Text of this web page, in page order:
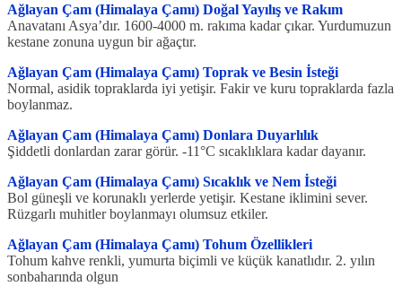
Ağlayan Çam (Himalaya Çamı) Doğal Yayılış ve Rakım
Anavatanı Asya’dır. 1600-4000 m. rakıma kadar çıkar. Yurdumuzun
kestane zonuna uygun bir ağaçtır.
Ağlayan Çam (Himalaya Çamı) Toprak ve Besin İsteği
Normal, asidik topraklarda iyi yetişir. Fakir ve kuru topraklarda fazla
boylanmaz.
Ağlayan Çam (Himalaya Çamı) Donlara Duyarlılık
Şiddetli donlardan zarar görür. -11°C sıcaklıklara kadar dayanır.
Ağlayan Çam (Himalaya Çamı) Sıcaklık ve Nem İsteği
Bol güneşli ve korunaklı yerlerde yetişir. Kestane iklimini sever.
Rüzgarlı muhitler boylanmayı olumsuz etkiler.
Ağlayan Çam (Himalaya Çamı) Tohum Özellikleri
Tohum kahve renkli, yumurta biçimli ve küçük kanatlıdır. 2. yılın
sonbaharında olgun